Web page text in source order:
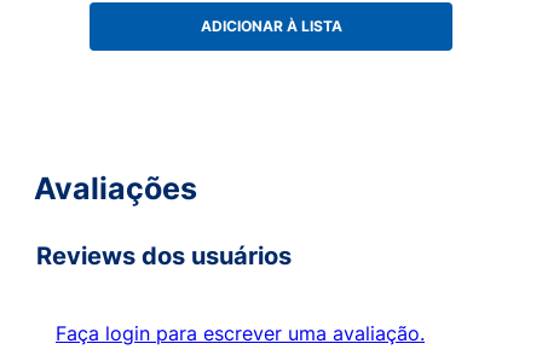
ADICIONAR À LISTA
Avaliações
Reviews dos usuários
Faça login para escrever uma avaliação.